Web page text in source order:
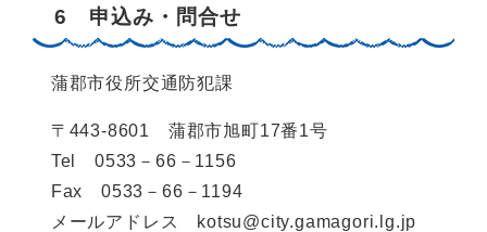
6 申込み・問合せ
蒲郡市役所交通防犯課
〒443-8601 蒲郡市旭町17番1号
Tel 0533－66－1156
Fax 0533－66－1194
メールアドレス kotsu@city.gamagori.lg.jp